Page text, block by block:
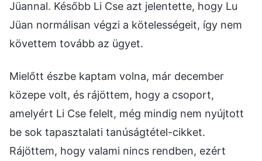
Jüannal. Később Li Cse azt jelentette, hogy Lu
Jüan normálisan végzi a kötelességeit, így nem
követtem tovább az ügyet.
Mielőtt észbe kaptam volna, már december
közepe volt, és rájöttem, hogy a csoport,
amelyért Li Cse felelt, még mindig nem nyújtott
be sok tapasztalati tanúságtétel-cikket.
Rájöttem, hogy valami nincs rendben, ezért